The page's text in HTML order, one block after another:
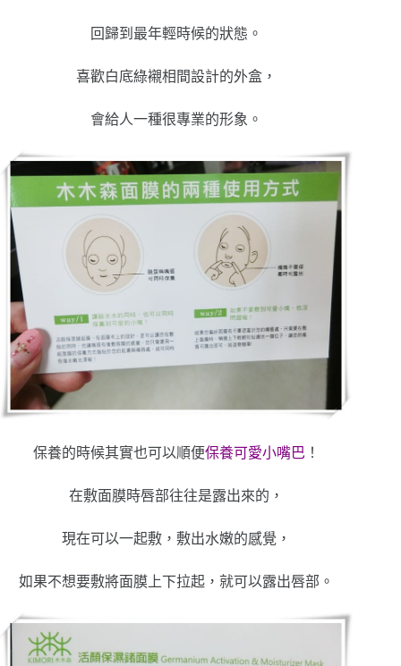
回歸到最年輕時候的狀態。
喜歡白底綠襯相間設計的外盒，
會給人一種很專業的形象。
保養的時候其實也可以順便保養可愛小嘴巴 ！
在敷面膜時唇部往往是露出來的，
現在可以一起敷，敷出水嫩的感覺，
如果不想要敷將面膜上下拉起，就可以露出唇部。